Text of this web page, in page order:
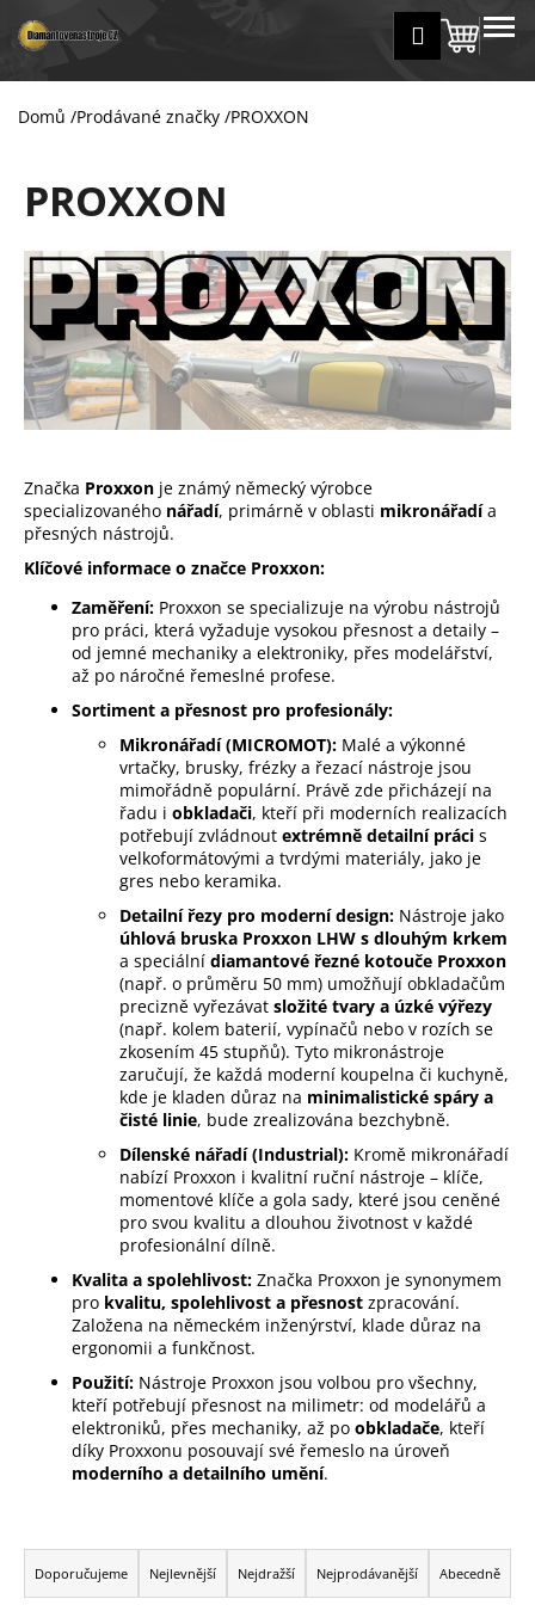
na
obsah
Přihlášení
košík
MENU
Domů /Prodávané značky /PROXXON
PROXXON
Značka Proxxon je známý německý výrobce
specializovaného nářadí, primárně v oblasti mikronářadía
přesných nástrojů.
Klíčové informace o značce Proxxon:
Zaměření: Proxxon se specializuje na výrobu nástrojů
pro práci, která vyžaduje vysokou přesnost a detaily –
od jemné mechaniky a elektroniky, přes modelářství,
až po náročné řemeslné profese.
Sortiment a přesnost pro profesionály:
Mikronářadí (MICROMOT): Malé a výkonné
vrtačky, brusky, frézky a řezací nástroje jsou
mimořádně populární. Právě zde přicházejí na
řadu i obkladači, kteří při moderních realizacích
potřebují zvládnout extrémně detailní práci s
velkoformátovými a tvrdými materiály, jako je
gres nebo keramika.
Detailní řezy pro moderní design: Nástroje jako
úhlová bruska Proxxon LHW s dlouhým krkem
a speciální diamantové řezné kotouče Proxxon
(např. o průměru 50 mm) umožňují obkladačům
precizně vyřezávat složité tvary a úzké výřezy
(např. kolem baterií, vypínačů nebo v rozích se
zkosením 45 stupňů). Tyto mikronástroje
zaručují, že každá moderní koupelna či kuchyně,
kde je kladen důraz na minimalistické spáry a
čisté linie, bude zrealizována bezchybně.
Dílenské nářadí (Industrial): Kromě mikronářadí
nabízí Proxxon i kvalitní ruční nástroje – klíče,
momentové klíče a gola sady, které jsou ceněné
pro svou kvalitu a dlouhou životnost v každé
profesionální dílně.
Kvalita a spolehlivost: Značka Proxxon je synonymem
pro kvalitu, spolehlivost a přesnost zpracování.
Založena na německém inženýrství, klade důraz na
ergonomii a funkčnost.
Použití: Nástroje Proxxon jsou volbou pro všechny,
kteří potřebují přesnost na milimetr: od modelářů a
elektroniků, přes mechaniky, až po obkladače, kteří
díky Proxxonu posouvají své řemeslo na úroveň
moderního a detailního umění.
Ř
aDoporučujeme Nejlevnější Nejdražší Nejprodávanější Abecedně
š
Zpět
Zpět
C
p
o
t
ř
e
b
u
j
e
t
e
n
a
Hledat